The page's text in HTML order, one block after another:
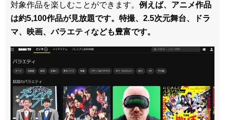
対象作品を楽しむことができます。 例えば、アニメ作品
は約5,100作品が見放題です。特撮、2.5次元舞台、ドラ
マ、映画、バラエティなども豊富です。